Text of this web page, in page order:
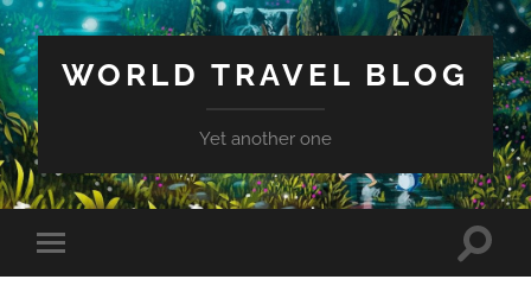
WORLD TRAVEL BLOG
Yet another one
Toggle
mobile
Toggle